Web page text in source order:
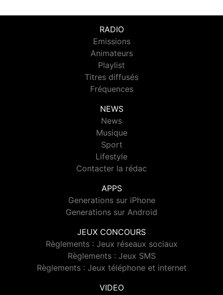
RADIO
Emissions
Animateurs
Playlist
Titres diffusés
Fréquences
NEWS
News
Musique
Sport
Lifestyle
Contacter la rédac
APPS
Generations sur iPhone
Generations sur Android
JEUX CONCOURS
Règlements : Jeux réseaux sociaux
Règlements : Jeux SMS
Règlements : Jeux téléphone et internet
VIDEO